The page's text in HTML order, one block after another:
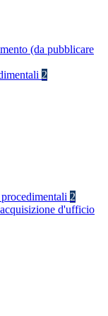
(da pubblicare
2
2
d'ufficio